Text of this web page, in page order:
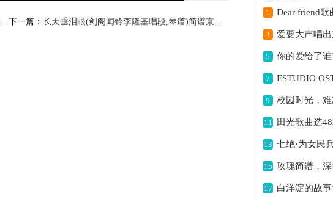
下一篇： 长天垂泪眼(剑阁闻铃李隆基唱段,琴谱)简谱京剧,尽显帝王悲戚情
1
3
5
7
9
11
13
15
17